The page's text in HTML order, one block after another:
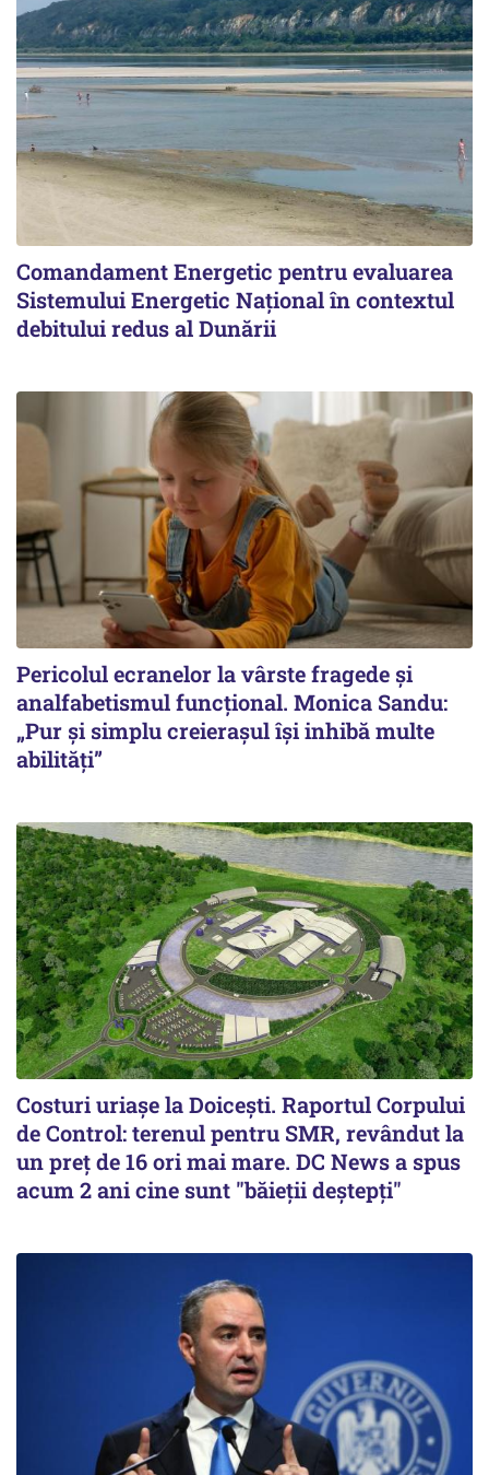
Comandament Energetic pentru evaluarea
Sistemului Energetic Naţional în contextul
debitului redus al Dunării
Pericolul ecranelor la vârste fragede și
analfabetismul funcțional. Monica Sandu:
„Pur și simplu creierașul își inhibă multe
abilități”
Costuri uriaşe la Doiceşti. Raportul Corpului
de Control: terenul pentru SMR, revândut la
un preţ de 16 ori mai mare. DC News a spus
acum 2 ani cine sunt "băieţii deştepţi"